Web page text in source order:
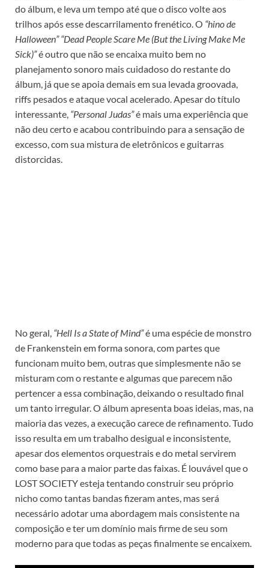
do álbum, e leva um tempo até que o disco volte aos
trilhos após esse descarrilamento frenético. O “hino de
Halloween” “Dead People Scare Me (But the Living Make Me
Sick)”é outro que não se encaixa muito bem no
planejamento sonoro mais cuidadoso do restante do
álbum, já que se apoia demais em sua levada groovada,
riffs pesados e ataque vocal acelerado. Apesar do título
interessante, “Personal Judas”é mais uma experiência que
não deu certo e acabou contribuindo para a sensação de
excesso, com sua mistura de eletrônicos e guitarras
distorcidas.
No geral, “Hell Is a State of Mind”é uma espécie de monstro
de Frankenstein em forma sonora, com partes que
funcionam muito bem, outras que simplesmente não se
misturam com o restante e algumas que parecem não
pertencer a essa combinação, deixando o resultado final
um tanto irregular. O álbum apresenta boas ideias, mas, na
maioria das vezes, a execução carece de refinamento. Tudo
isso resulta em um trabalho desigual e inconsistente,
apesar dos elementos orquestrais e do metal servirem
como base para a maior parte das faixas. É louvável que o
LOST SOCIETY esteja tentando construir seu próprio
nicho como tantas bandas fizeram antes, mas será
necessário adotar uma abordagem mais consistente na
composição e ter um domínio mais firme de seu som
moderno para que todas as peças finalmente se encaixem.